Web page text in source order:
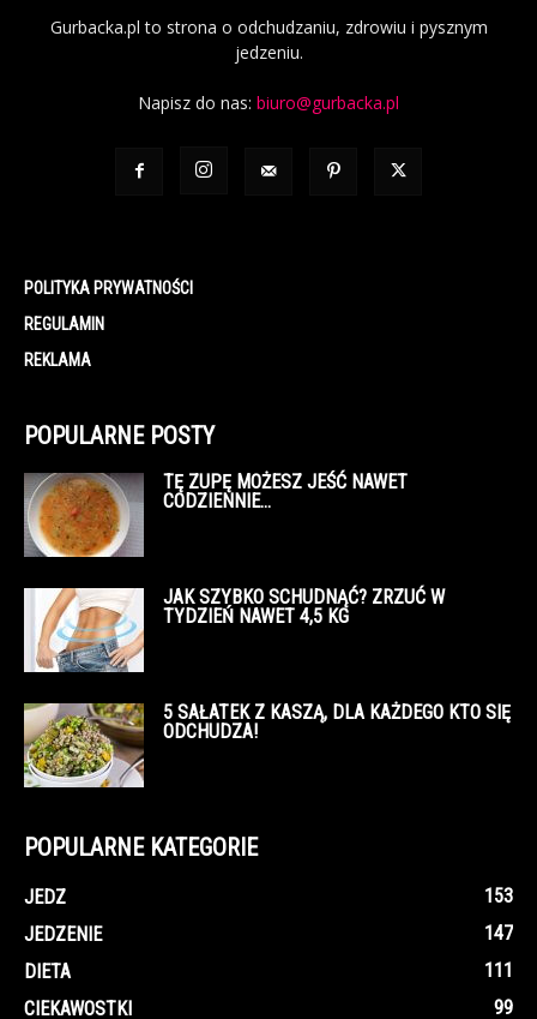
Gurbacka.pl to strona o odchudzaniu, zdrowiu i pysznym
jedzeniu.
Napisz do nas: biuro@gurbacka.pl
POLITYKA PRYWATNOŚCI
REGULAMIN
REKLAMA
POPULARNE POSTY
TĘ ZUPĘ MOŻESZ JEŚĆ NAWET
CODZIENNIE…
JAK SZYBKO SCHUDNĄĆ? ZRZUĆ W
TYDZIEŃ NAWET 4,5 KG
5 SAŁATEK Z KASZĄ, DLA KAŻDEGO KTO SIĘ
ODCHUDZA!
POPULARNE KATEGORIE
JEDZ
153
JEDZENIE
147
DIETA
111
CIEKAWOSTKI
99